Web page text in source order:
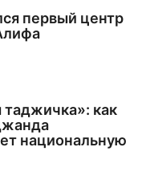
первый центр
как
национальную